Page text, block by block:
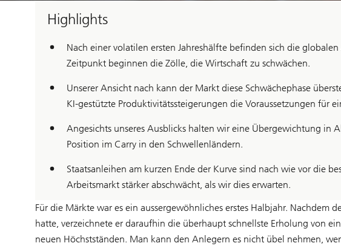
Highlights
Nach einer volatilen ersten Jahreshälfte befinden sich die
Zeitpunkt beginnen die Zölle, die Wirtschaft zu schwächen.
Unserer Ansicht nach kann der Markt diese Schwächephase
KI-gestützte Produktivitätssteigerungen die Voraussetzungen für
Angesichts unseres Ausblicks halten wir eine Übergewichtung in
Position im Carry in den Schwellenländern.
Staatsanleihen am kurzen Ende der Kurve sind nach wie vor die
Arbeitsmarkt stärker abschwächt, als wir dies erwarten.
Für die Märkte war es ein aussergewöhnliches erstes Halbjahr. Nachdem
hatte, verzeichnete er daraufhin die überhaupt schnellste Erholung von
neuen Höchstständen. Man kann den Anlegern es nicht übel nehmen,